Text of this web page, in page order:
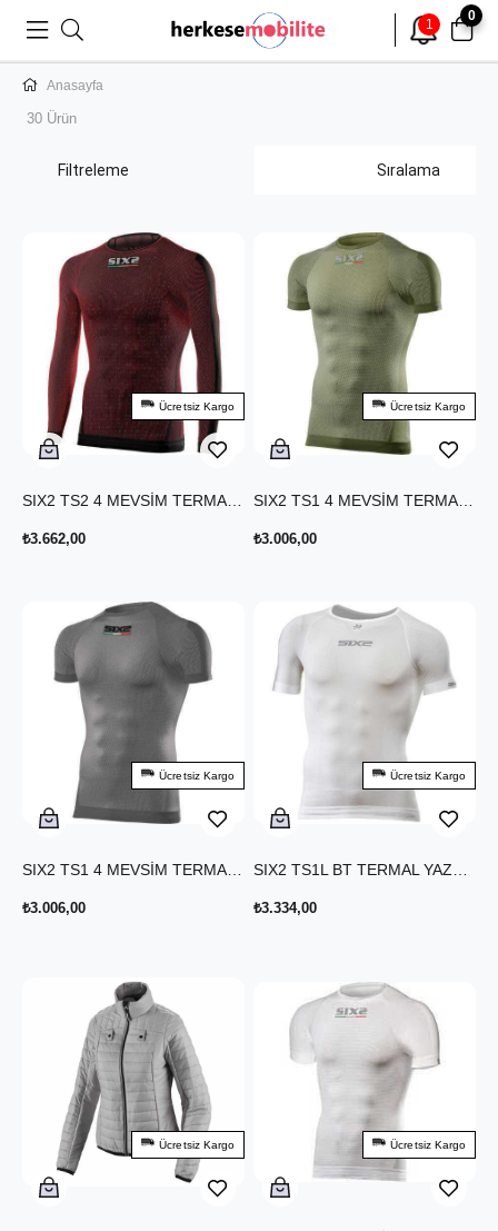
0
1
Anasayfa
30 Ürün
Filtreleme Sıralama
₺3.662,00
Ücretsiz Kargo
₺3.006,00
Ücretsiz Kargo
₺3.006,00
Ücretsiz Kargo
₺3.334,00
Ücretsiz Kargo
Ücretsiz Kargo Ücretsiz Kargo